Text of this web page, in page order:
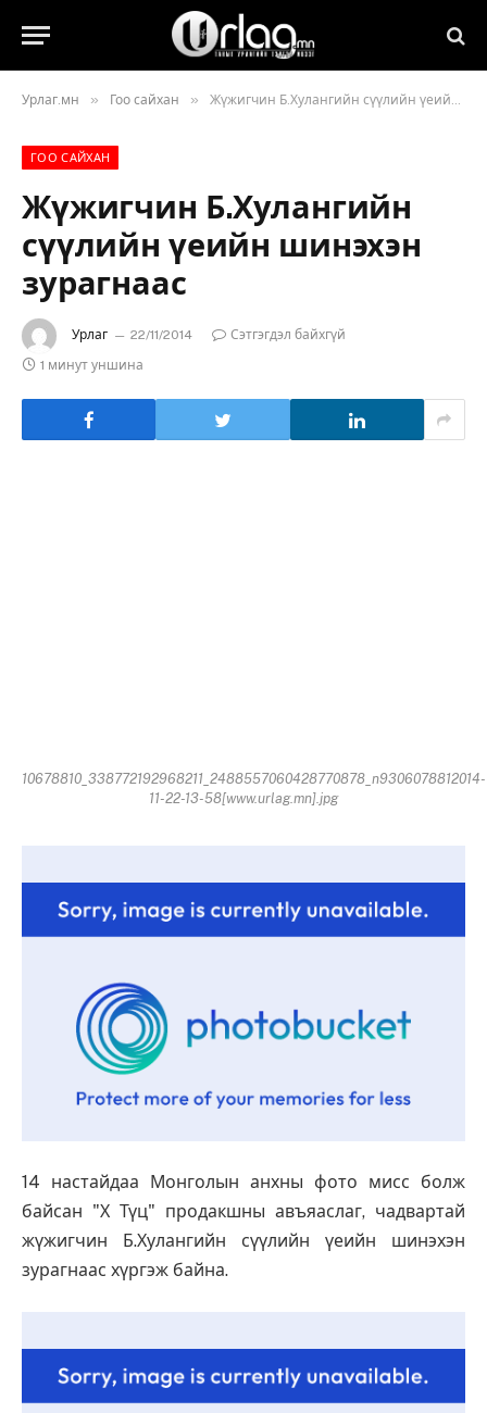
Урлаг.мн » Гоо сайхан » Жүжигчин Б.Хулангийн сүүлийн үеийн шинэхэн зурагнаас
ГОО САЙХАН
Жүжигчин Б.Хулангийн
сүүлийн үеийн шинэхэн
зурагнаас
Урлаг 22/11/2014
Сэтгэгдэл байхгүй
1 минут уншина
10678810_338772192968211_2488557060428770878_n9306078812014-
11-22-13-58[www.urlag.mn].jpg
14 настайдаа Монголын анхны фото мисс болж
байсан "Х Түц" продакшны авъяаслаг, чадвартай
жүжигчин Б.Хулангийн сүүлийн үеийн шинэхэн
зурагнаас хүргэж байна.